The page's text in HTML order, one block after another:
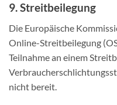
9. Streitbeilegung​​​​​​​
Die Europäische
Online-Streitbeilegung
Teilnahme an einem
nicht bereit.